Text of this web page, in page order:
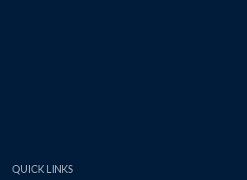
QUICK LINKS